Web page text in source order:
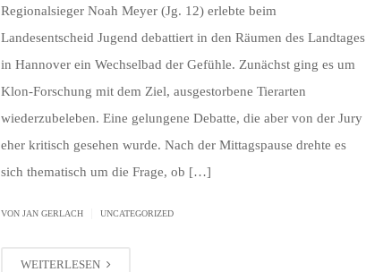
Regionalsieger Noah Meyer (Jg. 12) erlebte beim
Landesentscheid Jugend debattiert in den Räumen des Landtages
in Hannover ein Wechselbad der Gefühle. Zunächst ging es um
Klon-Forschung mit dem Ziel, ausgestorbene Tierarten
wiederzubeleben. Eine gelungene Debatte, die aber von der Jury
eher kritisch gesehen wurde. Nach der Mittagspause drehte es
sich thematisch um die Frage, ob […]
VON JAN GERLACH UNCATEGORIZED
WEITERLESEN